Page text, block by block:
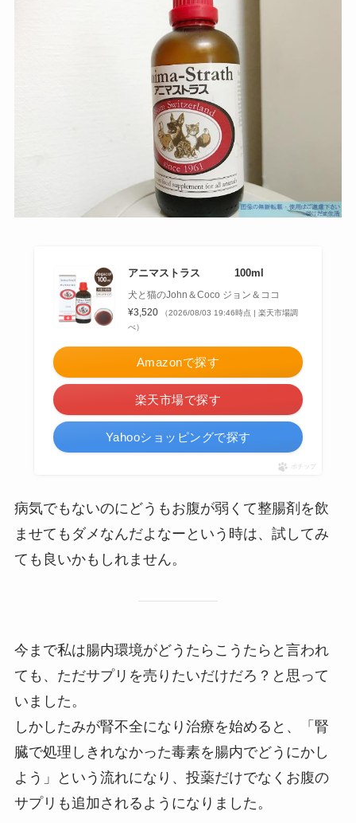
アニマストラス 100ml
犬と猫のJohn＆Coco ジョン＆ココ
¥3,520
（2026/08/03 19:46時点 | 楽天市場調
べ）
Amazonで探す
楽天市場で探す
Yahooショッピングで探す
ポチップ
病気でもないのにどうもお腹が弱くて整腸剤を飲
ませてもダメなんだよなーという時は、試してみ
ても良いかもしれません。
今まで私は腸内環境がどうたらこうたらと言われ
ても、ただサプリを売りたいだけだろ？と思って
いました。
しかしたみが腎不全になり治療を始めると、「腎
臓で処理しきれなかった毒素を腸内でどうにかし
よう」という流れになり、投薬だけでなくお腹の
サプリも追加されるようになりました。